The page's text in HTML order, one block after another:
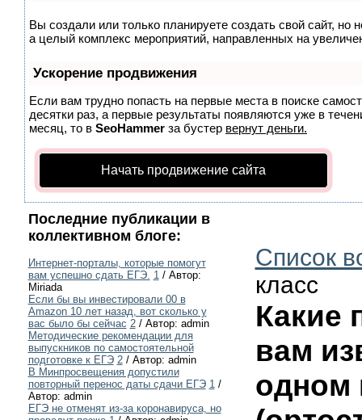
Вы создали или только планируете создать свой сайт, но
а целый комплекс мероприятий, направленных на
Ускорение продвижения
Если вам трудно попасть на первые места в поиске
десятки раз, а первые результаты появляются уже в
месяц, то в SeoHammer за бустер вернут деньги.
Начать продвижение сайта
Последние публикации в
коллективном блоге:
Интернет-порталы, которые помогут
вам успешно сдать ЕГЭ. 1/ Автор:
Miriada
Если бы вы инвестировали 00 в
Amazon 10 лет назад, вот сколько у
вас было бы сейчас 2/ Автор: admin
Методические рекомендации для
выпускников по самостоятельной
подготовке к ЕГЭ 2/ Автор: admin
В Минпросвещения допустили
повторный перенос даты сдачи ЕГЭ 1/
Автор: admin
ЕГЭ не отменят из-за коронавируса, но
Список
класс
Какие
вам
одном